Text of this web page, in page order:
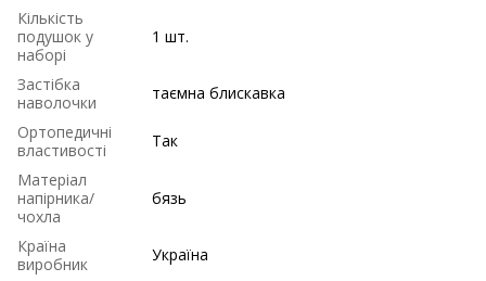
Кількість
подушок у
наборі
1 шт.
Застібка
наволочки
таємна блискавка
Ортопедичні
властивості
Так
Матеріал
напірника/
чохла
бязь
Країна
виробник
Україна